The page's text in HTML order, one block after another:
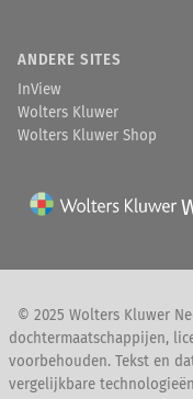
ANDERE SITES
InView
Wolters Kluwer
Wolters Kluwer Shop
© 2025 Wolters Kluwer
dochtermaatschappijen,
voorbehouden. Tekst en
vergelijkbare